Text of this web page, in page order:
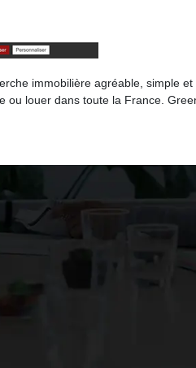
immobilière agréable, simple
ou louer dans toute la France.